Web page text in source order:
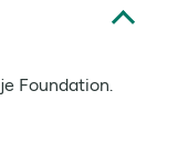
Foundation.